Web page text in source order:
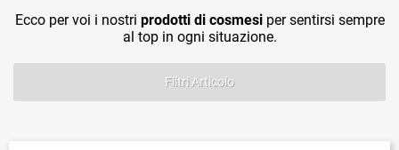
Ecco per voi i nostri prodotti di cosmesiper sentirsi sempre
al top in ogni situazione.
Filtri Articolo